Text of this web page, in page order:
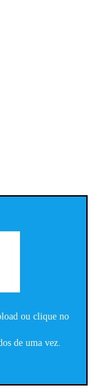
ou clique no
de uma vez.